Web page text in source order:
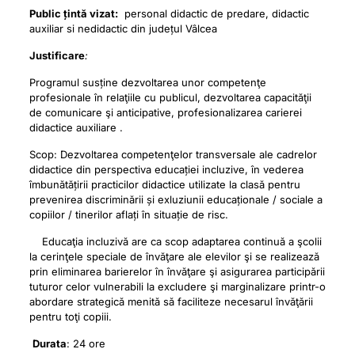
Public țintă vizat:personal didactic de predare, didactic
auxiliar si nedidactic din județul Vâlcea
Justificare:
Programul susține dezvoltarea unor competenţe
profesionale în relaţiile cu publicul, dezvoltarea capacităţii
de comunicare şi anticipative, profesionalizarea carierei
didactice auxiliare .
Scop: Dezvoltarea competenţelor transversale ale cadrelor
didactice din perspectiva educației incluzive, în vederea
îmbunătățirii practicilor didactice utilizate la clasă pentru
prevenirea discriminării și exluziunii educaționale / sociale a
copiilor / tinerilor aflați în situație de risc.
Educaţia incluzivă are ca scop adaptarea continuă a şcolii
la cerinţele speciale de învăţare ale elevilor şi se realizează
prin eliminarea barierelor în învăţare şi asigurarea participării
tuturor celor vulnerabili la excludere şi marginalizare printr-o
abordare strategică menită să faciliteze necesarul învăţării
pentru toţi copiii.
Durata: 24 ore